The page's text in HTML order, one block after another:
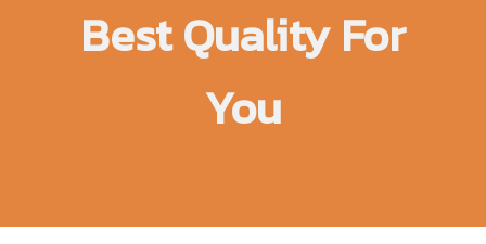
Best Quality For
You